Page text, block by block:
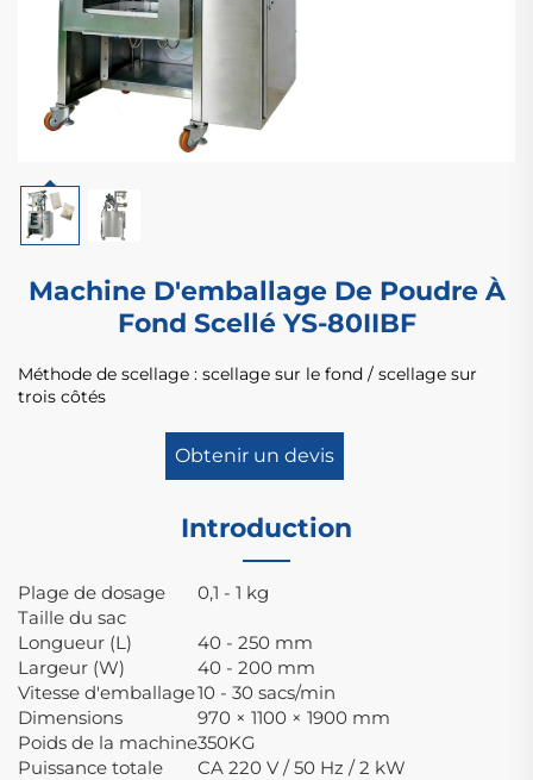
Machine D'emballage De Poudre À
Fond Scellé YS-80IIBF
Méthode de scellage : scellage sur le fond / scellage sur
trois côtés
Obtenir un devis
Introduction
Plage de dosage
0,1 - 1 kg
Taille du sac
Longueur (L)
40 - 250 mm
Largeur (W)
40 - 200 mm
Vitesse d'emballage10 - 30 sacs/min
Dimensions
970 × 1100 × 1900 mm
Poids de la machine350KG
Puissance totale
CA 220 V / 50 Hz / 2 kW